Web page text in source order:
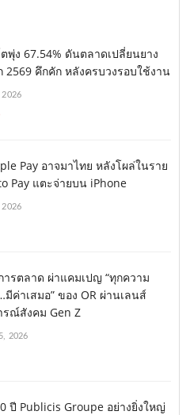
ตพุ่ง 67.54% ดันตลาดเปลี่ยนยาง
2569 คึกคัก หลังครบวงรอบใช้งาน
2026
Pay อาจมาไทย หลังโผล่ในราย
Pay แตะจ่ายบน iPhone
2026
ารตลาด ผ่าแคมเปญ “ทุกความ
ค่าเสมอ” ของ OR ผ่านเลนส์
รณ์สังคม Gen Z
2026
ปี Publicis Groupe อย่างยิ่งใหญ่